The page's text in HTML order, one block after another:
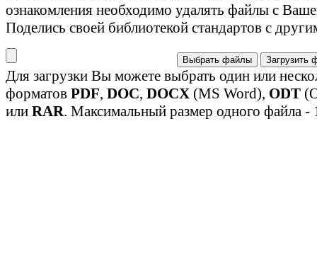
ознакомления необходимо удалять файлы с
Поделись своей библиотекой стандартов с
Выбрать файлы Загрузить
Для загрузки Вы можете выбрать один или
форматов PDF, DOC, DOCX (MS Word), ODT
или RAR. Максимальный размер одного файла